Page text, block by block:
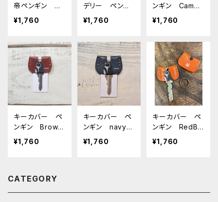
帝ペンギン エ
ンペラー ペン
ギン penguin
レッドブラウン
栃木レザー
¥1,760
デリー ペンギ
ン RedBrown
レッドブラウ
¥1,760
ンギン Camel
キャメル ぺ
んぎん 栃木レ
¥1,760
キーカバー ペ
ンギン Brown
ブラウン ぺ
んぎん 栃木レ
¥1,760
キーカバー ペ
ンギン navy
ネイビー ぺん
ぎん 栃木レザ
¥1,760
キーカバー ペ
ンギン RedBr
own レッドブ
ラウン ぺんぎ
¥1,760
CATEGORY